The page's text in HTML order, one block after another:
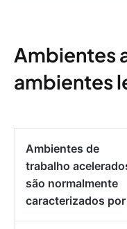
Ambientes
ambientes
Ambientes de
trabalho
são normalmente
caracterizados por